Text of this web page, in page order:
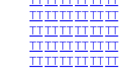
TTTTTTTTTTTT
TTTTTTTTTTTT
TTTTTTTTTTTT
TTTTTTTTTTTT